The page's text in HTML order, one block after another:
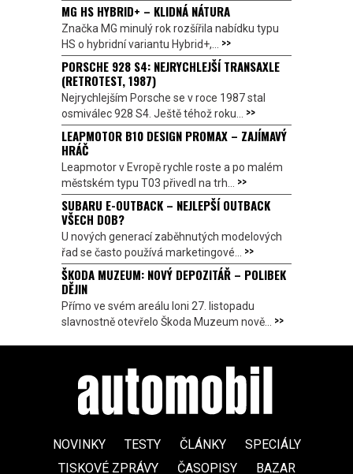
MG HS HYBRID+ – KLIDNÁ NÁTURA
Značka MG minulý rok rozšířila nabídku typu
HS o hybridní variantu Hybrid+,... >>
PORSCHE 928 S4: NEJRYCHLEJŠÍ TRANSAXLE
(RETROTEST, 1987)
Nejrychlejším Porsche se v roce 1987 stal
osmiválec 928 S4. Ještě téhož roku... >>
LEAPMOTOR B10 DESIGN PROMAX – ZAJÍMAVÝ
HRÁČ
Leapmotor v Evropě rychle roste a po malém
městském typu T03 přivedl na trh... >>
SUBARU E-OUTBACK – NEJLEPŠÍ OUTBACK
VŠECH DOB?
U nových generací zaběhnutých modelových
řad se často používá marketingové... >>
ŠKODA MUZEUM: NOVÝ DEPOZITÁŘ – POLIBEK
DĚJIN
Přímo ve svém areálu loni 27. listopadu
slavnostně otevřelo Škoda Muzeum nově... >>
NOVINKY TESTY ČLÁNKY
SPECIÁLY
TISKOVÉ ZPRÁVY
ČASOPISY BAZAR